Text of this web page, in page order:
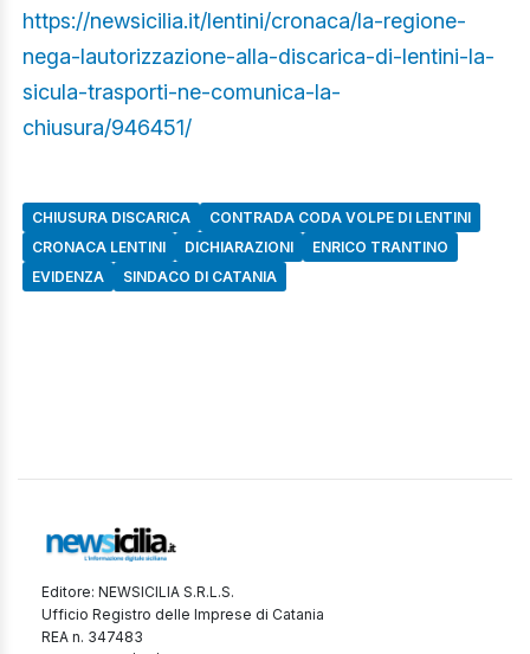
https://newsicilia.it/lentini/cronaca/la-regione-
nega-lautorizzazione-alla-discarica-di-lentini-la-
sicula-trasporti-ne-comunica-la-
chiusura/946451/
CHIUSURA DISCARICA
CONTRADA CODA VOLPE DI LENTINI
CRONACA LENTINI
DICHIARAZIONI
ENRICO TRANTINO
EVIDENZA
SINDACO DI CATANIA
Editore: NEWSICILIA S.R.L.S.
Ufficio Registro delle Imprese di Catania
REA n. 347483